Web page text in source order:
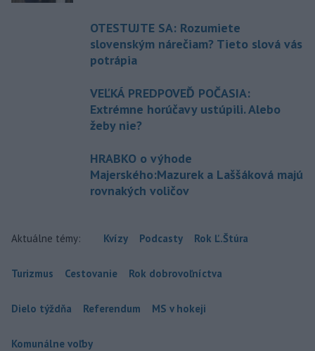
OTESTUJTE SA: Rozumiete
slovenským nárečiam? Tieto slová vás
potrápia
VEĽKÁ PREDPOVEĎ POČASIA:
Extrémne horúčavy ustúpili. Alebo
žeby nie?
HRABKO o výhode
Majerského:Mazurek a Laššáková majú
rovnakých voličov
Aktuálne témy: Kvízy Podcasty Rok Ľ.Štúra
Turizmus Cestovanie Rok dobrovoľníctva
Dielo týždňa Referendum MS v hokeji
Komunálne voľby